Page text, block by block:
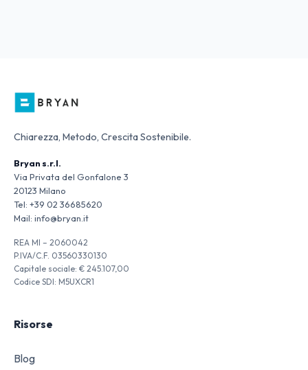
Chiarezza, Metodo, Crescita Sostenibile.
Bryan s.r.l.
Via Privata del Gonfalone 3
20123 Milano
Tel: +39 02 36685620
Mail: info@bryan.it
REA MI – 2060042
P.IVA/C.F. 03560330130
Capitale sociale: € 245.107,00
Codice SDI: M5UXCR1
Risorse
Blog